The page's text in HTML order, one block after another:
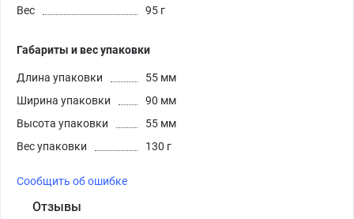
Вес
95 г
Габариты и вес упаковки
Длина упаковки
55 мм
Ширина упаковки
90 мм
Высота упаковки
55 мм
Вес упаковки
130 г
Сообщить об ошибке
Отзывы